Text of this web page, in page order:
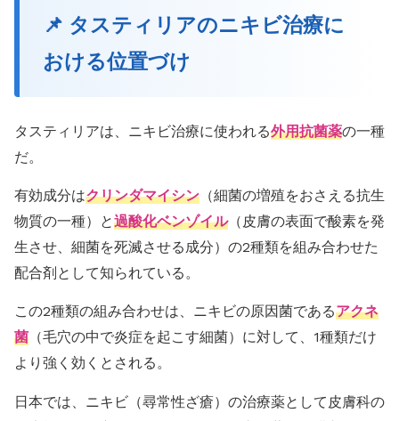
📌 タスティリアのニキビ治療に
おける位置づけ
タスティリアは、ニキビ治療に使われる外用抗菌薬の一種
だ。
有効成分はクリンダマイシン （細菌の増殖をおさえる抗生
物質の一種）と過酸化ベンゾイル（皮膚の表面で酸素を発
生させ、細菌を死滅させる成分）の2種類を組み合わせた
配合剤として知られている。
この2種類の組み合わせは、ニキビの原因菌であるアクネ
菌 （毛穴の中で炎症を起こす細菌）に対して、1種類だけ
より強く効くとされる。
日本では、ニキビ（尋常性ざ瘡）の治療薬として皮膚科の